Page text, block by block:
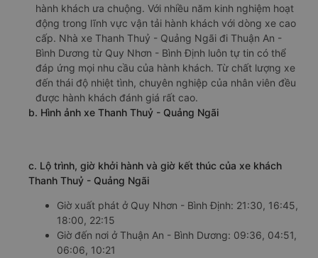
hành khách ưa chuộng. Với nhiều năm kinh nghiệm hoạt
động trong lĩnh vực vận tải hành khách với dòng xe cao
cấp. Nhà xe Thanh Thuỷ - Quảng Ngãi đi Thuận An -
Bình Dương từ Quy Nhơn - Bình Định luôn tự tin có thể
đáp ứng mọi nhu cầu của hành khách. Từ chất lượng xe
đến thái độ nhiệt tình, chuyên nghiệp của nhân viên đều
được hành khách đánh giá rất cao.
b. Hình ảnh xe Thanh Thuỷ - Quảng Ngãi
c. Lộ trình, giờ khởi hành và giờ kết thúc của xe khách
Thanh Thuỷ - Quảng Ngãi
Giờ xuất phát ở Quy Nhơn - Bình Định: 21:30, 16:45,
18:00, 22:15
Giờ đến nơi ở Thuận An - Bình Dương: 09:36, 04:51,
06:06, 10:21